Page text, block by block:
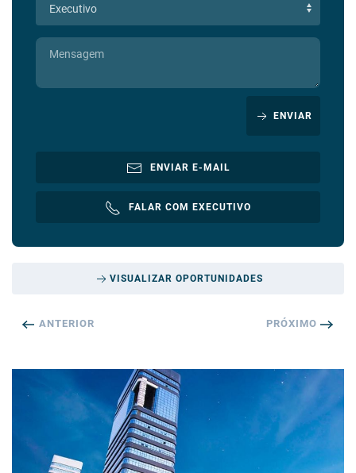
ENVIAR
ENVIAR E-MAIL
FALAR COM EXECUTIVO
VISUALIZAR OPORTUNIDADES
ANTERIOR PRÓXIMO